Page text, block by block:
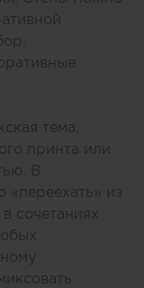
тема,
принта или
В
из
сочетаниях